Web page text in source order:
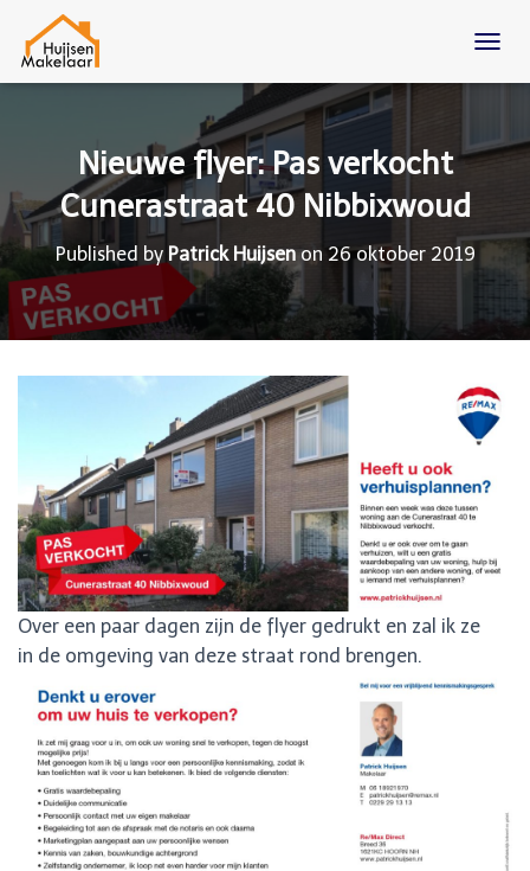
O
L
V
N
Nieuwe flyer: Pas verkocht
Cunerastraat 40 Nibbixwoud
Published by Patrick Huijsenon 26 oktober 2019
Over een paar dagen zijn de flyer gedrukt en zal ik ze
in de omgeving van deze straat rond brengen.